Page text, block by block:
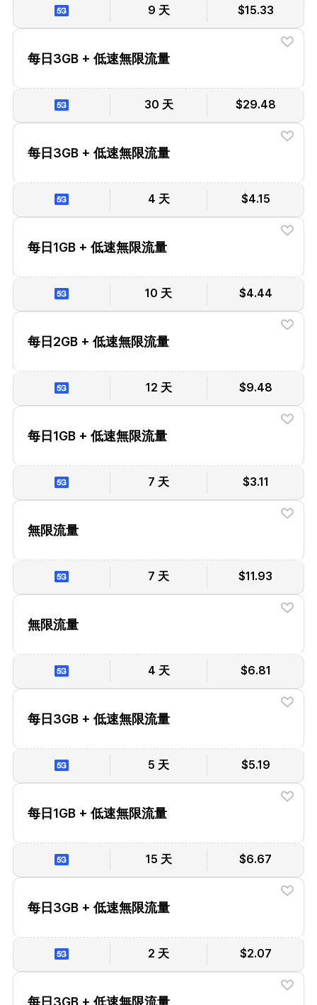
9 天 $15.33
每日3GB + 低速無限流量
30 天 $29.48
每日3GB + 低速無限流量
4 天 $4.15
每日1GB + 低速無限流量
10 天 $4.44
每日2GB + 低速無限流量
12 天 $9.48
每日1GB + 低速無限流量
7 天 $3.11
無限流量
7 天 $11.93
無限流量
4 天 $6.81
每日3GB + 低速無限流量
5 天 $5.19
每日1GB + 低速無限流量
15 天 $6.67
每日3GB + 低速無限流量
2 天 $2.07
每日3GB + 低速無限流量